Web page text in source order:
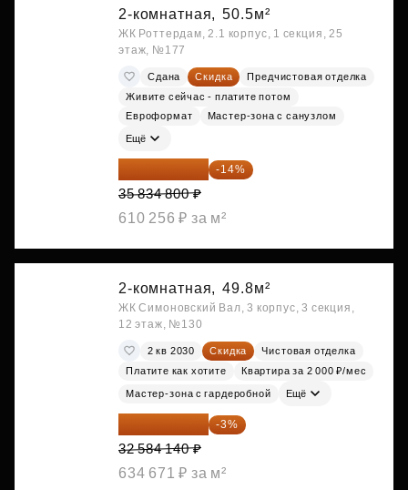
2-комнатная, 50.5м²
ЖК Роттердам, 2.1 корпус, 1 секция, 25
этаж, №177
Сдана Скидка
Предчистовая отделка
Живите сейчас - платите потом
Евроформат
Мастер-зона с санузлом
Ещё
30 817 928 ₽ -14%
35 834 800 ₽
610 256 ₽ за м²
2-комнатная, 49.8м²
ЖК Симоновский Вал, 3 корпус, 3 секция,
12 этаж, №130
2 кв 2030 Скидка
Чистовая отделка
Платите как хотите
Квартира за 2 000 ₽/мес
Мастер-зона с гардеробной Ещё
31 606 616 ₽ -3%
32 584 140 ₽
634 671 ₽ за м²